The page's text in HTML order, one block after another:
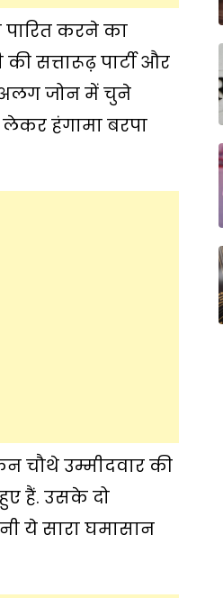
करने का
सत्तारूढ़ पार्टी और
अलग जोन में चुने
हंगामा बरपा
चौथे उम्मीदवार की
हैं. उसके दो
ये सारा घमासान